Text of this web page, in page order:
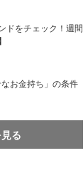
ドをチェック！週間
お金持ち」の条件
る